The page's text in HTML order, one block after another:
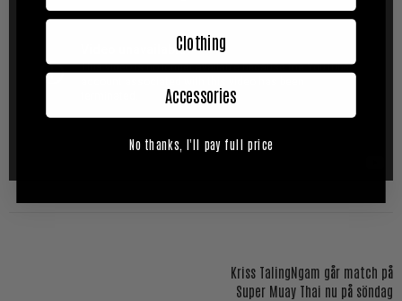
Kriss TalingNgam går match på
Super Muay Thai nu på söndag
Clothing
Accessories
No thanks, I'll pay full price